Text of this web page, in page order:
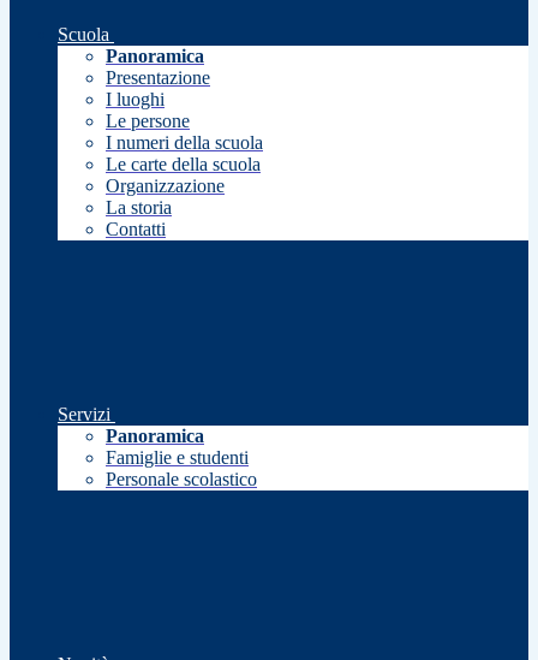
Scuola
Panoramica
Presentazione
I luoghi
Le persone
I numeri della scuola
Le carte della scuola
Organizzazione
La storia
Contatti
Servizi
Panoramica
Famiglie e studenti
Personale scolastico